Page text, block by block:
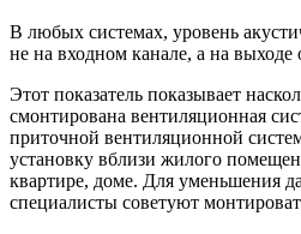
В любых системах, уровень
не на входном канале, а на выходе
Этот показатель показывает
смонтирована вентиляционная
приточной вентиляционной
установку вблизи жилого
квартире, доме. Для уменьшения
специалисты советуют